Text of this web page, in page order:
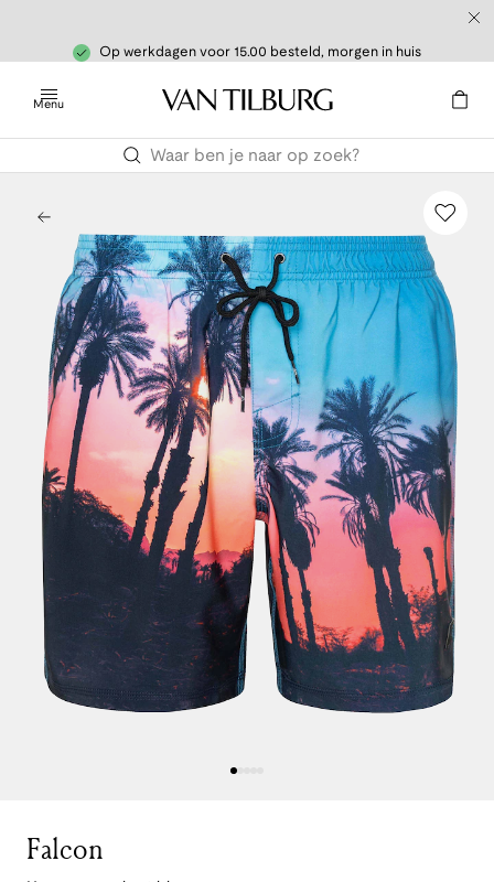
Op werkdagen voor 15.00 besteld, morgen in huis
Menu
Falcon